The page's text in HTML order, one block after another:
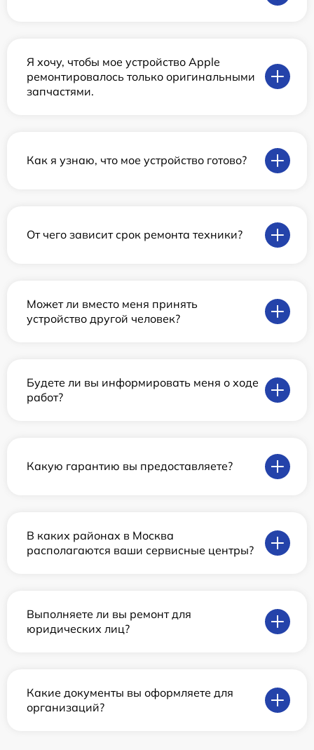
Я хочу, чтобы мое устройство Apple
ремонтировалось только оригинальными
запчастями.
Как я узнаю, что мое устройство готово?
От чего зависит срок ремонта техники?
Может ли вместо меня принять
устройство другой человек?
Будете ли вы информировать меня о ходе
работ?
Какую гарантию вы предоставляете?
В каких районах в Москва
располагаются ваши сервисные центры?
Выполняете ли вы ремонт для
юридических лиц?
Какие документы вы оформляете для
организаций?